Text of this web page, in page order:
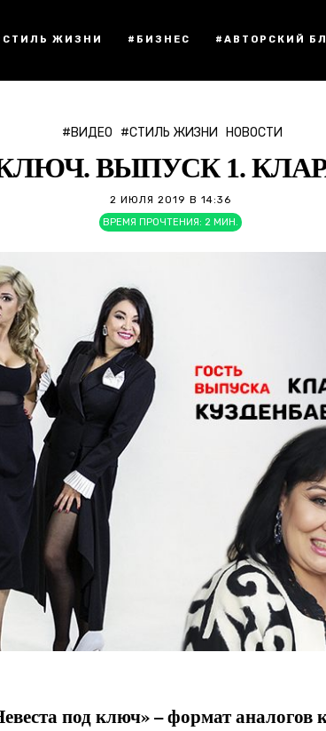
ЖИЗНИ #БИЗНЕС #АВТОРСКИЙ
#ВИДЕО #СТИЛЬ ЖИЗНИ НОВОСТИ
ВЫПУСК 1.
2 ИЮЛЯ 2019 В 14:36
ВРЕМЯ ПРОЧТЕНИЯ: 2 МИН.
под ключ» – формат аналогов